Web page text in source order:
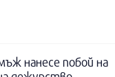
нанесе побой на